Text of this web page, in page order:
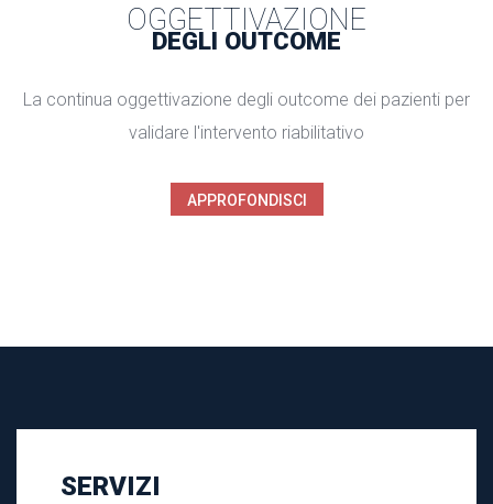
OGGETTIVAZIONE
DEGLI OUTCOME
La continua oggettivazione degli outcome dei pazienti per
validare l'intervento riabilitativo
APPROFONDISCI
SERVIZI